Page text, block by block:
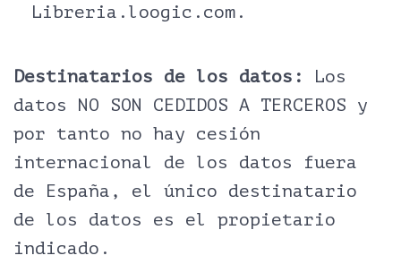
Libreria.loogic.com.
Destinatarios de los datos:
Los
datos NO SON CEDIDOS A TERCEROS y
por tanto no hay cesión
internacional de los datos fuera
de España, el único destinatario
de los datos es el propietario
indicado.